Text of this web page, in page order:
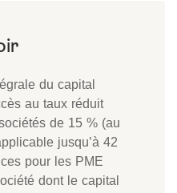
du capital
au taux réduit
de 15 % (au
jusqu’à 42
pour les PME
dont le capital